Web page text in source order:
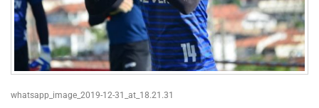
whatsapp_image_2019-12-31_at_18.21.31